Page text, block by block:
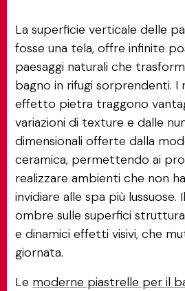
La superficie verticale delle
fosse una tela, offre infinite
paesaggi naturali che
bagno in rifugi sorprendenti. I
effetto pietra traggono
variazioni di texture e dalle
dimensionali offerte dalla
ceramica, permettendo ai
realizzare ambienti che non
invidiare alle spa più lussuose.
ombre sulle superfici
e dinamici effetti visivi, che
giornata.
Le moderne piastrelle per il